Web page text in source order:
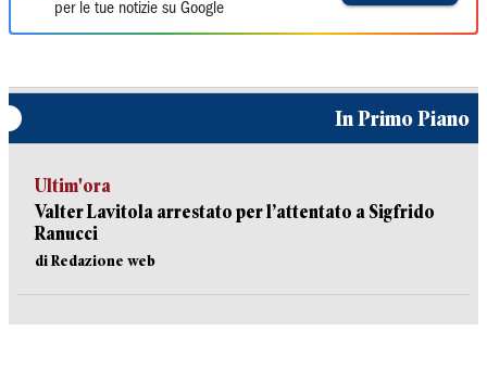
per le tue notizie su Google
In Primo Piano
Ultim'ora
Valter Lavitola arrestato per l’attentato a Sigfrido
Ranucci
di Redazione web